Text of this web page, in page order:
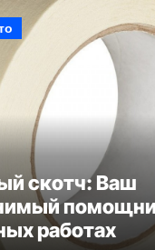
скотч: Ваш
работах